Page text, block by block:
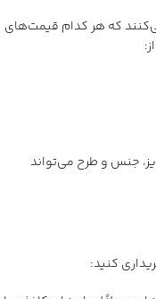
که هر کدام قیمت‌های
جنس و طرح می‌تواند
کنید: